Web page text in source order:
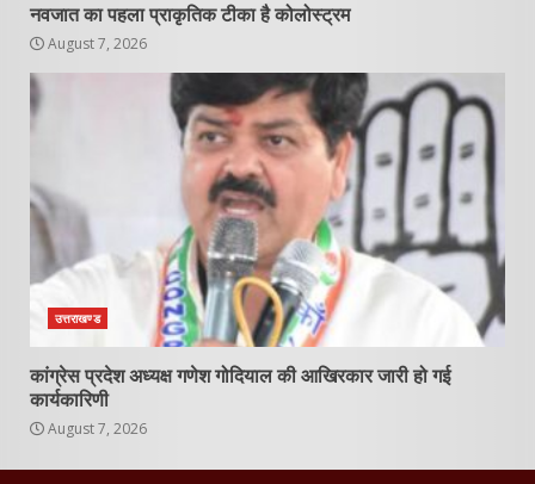
नवजात का पहला प्राकृतिक टीका है कोलोस्ट्रम
August 7, 2026
उत्तराखण्ड
कांग्रेस प्रदेश अध्यक्ष गणेश गोदियाल की आखिरकार जारी हो गई
कार्यकारिणी
August 7, 2026